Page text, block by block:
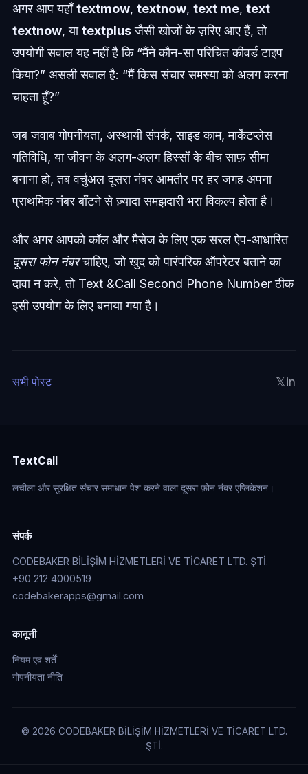
अगर आप यहाँtextmow, textnow, text me, text
textnow, याtextplusजैसी खोजों के ज़रिए आए हैं, तो
उपयोगी सवाल यह नहीं है कि “मैंने कौन-सा परिचित कीवर्ड टाइप
किया?” असली सवाल है: “मैं किस संचार समस्या को अलग करना
चाहता हूँ?”
जब जवाब गोपनीयता, अस्थायी संपर्क, साइड काम, मार्केटप्लेस
गतिविधि, या जीवन के अलग-अलग हिस्सों के बीच साफ़ सीमा
बनाना हो, तब वर्चुअल दूसरा नंबर आमतौर पर हर जगह अपना
प्राथमिक नंबर बाँटने से ज़्यादा समझदारी भरा विकल्प होता है।
और अगर आपको कॉल और मैसेज के लिए एक सरल ऐप-आधारित
दूसरा फोन नंबरचाहिए, जो खुद को पारंपरिक ऑपरेटर बताने का
दावा न करे, तो Text &Call Second Phone Number ठीक
इसी उपयोग के लिए बनाया गया है।
सभी पोस्ट 𝕏in
TextCall
लचीला और सुरक्षित संचार समाधान पेश करने वाला दूसरा फ़ोन नंबर एप्लिकेशन।
संपर्क
CODEBAKER BİLİŞİM HİZMETLERİ VE TİCARET LTD. ŞTİ.
+90 212 4000519
codebakerapps@gmail.com
कानूनी
नियम एवं शर्तें
गोपनीयता नीति
© 2026 CODEBAKER BİLİŞİM HİZMETLERİ VE TİCARET LTD.
ŞTİ.